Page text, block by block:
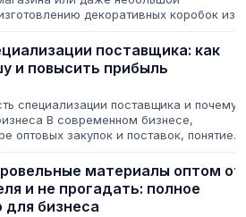
декоративных коробок из
и недорогие материалы?...
поставщика: как
и повысить прибыль
специализации поставщика и почему
бизнесе,
оптовых закупок и поставок, понятие
что вы ищете...материалы оптом от
и не прогадать: полное
для бизнеса